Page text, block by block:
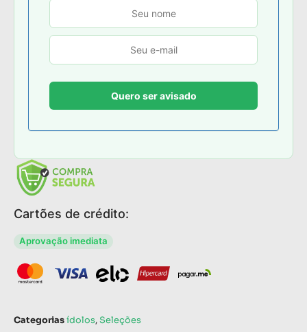
Cartões de crédito:
Aprovação imediata
Categoriasídolos,Seleções